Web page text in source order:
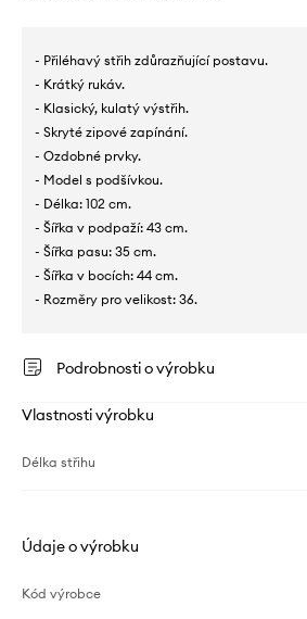
- Přiléhavý střih zdůrazňující postavu.
- Krátký rukáv.
- Klasický, kulatý výstřih.
- Skryté zipové zapínání.
- Ozdobné prvky.
- Model s podšívkou.
- Délka: 102 cm.
- Šířka v podpaží: 43 cm.
- Šířka pasu: 35 cm.
- Šířka v bocích: 44 cm.
- Rozměry pro velikost: 36.
Podrobnosti o výrobku
Vlastnosti výrobku
Délka střihu
Údaje o výrobku
Kód výrobce